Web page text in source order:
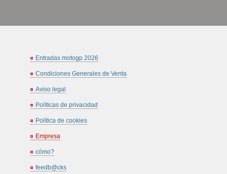
Entradas motogp 2026
Condiciones Generales de Venta
Aviso legal
Políticas de privacidad
Política de cookies
Empresa
cómo?
feedb@cks